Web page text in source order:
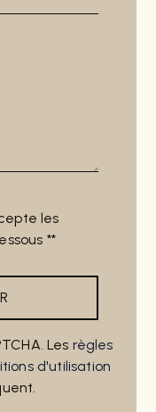
les
**
Les règles
d'utilisation